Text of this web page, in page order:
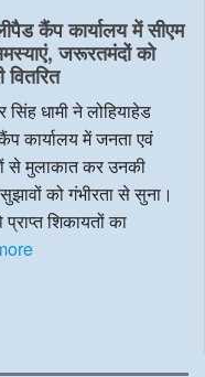
कैंप कार्यालय में सीएम
जरूरतमंदों को
वितरित
सिंह धामी ने लोहियाहेड
कार्यालय में जनता एवं
से मुलाकात कर उनकी
को गंभीरता से सुना।
शिकायतों का